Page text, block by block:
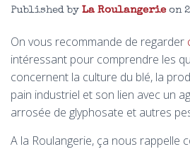
Published by La Roulangerie on
On vous recommande de regarder
intéressant pour comprendre les
concernent la culture du blé, la
pain industriel et son lien avec un
arrosée de glyphosate et autres
A la Roulangerie, ça nous rappelle